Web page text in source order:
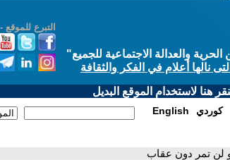
التبرع للموقع
والعدالة الاجتماعية للجميع"
نالها أعلام في الفكر والثقافة
هنا لاستخدام الموقع البديل
English كوردي
لن تمر دون عقاب